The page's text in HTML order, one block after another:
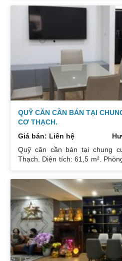
công hướng Đông Nam căn
ban công nhỏ phòng ngủ
để lại toàn bộ nội thất cao cấp
Sổ đỏ chính chủ xem nhà
0832133366
QUỸ CĂN CẦN BÁN TẠI
CƠ THẠCH.
Giá bán: Liên hệ
Quỹ căn cần bán tại chung
Thạch. Diện tích: 61,5 m².
Giá: 3 tỷ. Diện tích: 67 m².
ban công: Đông Nam. Nội thất:
3 tỷ 250. Diện tích: 86 m².
ban công: Tây tứ trạch. Nội
tỷ.